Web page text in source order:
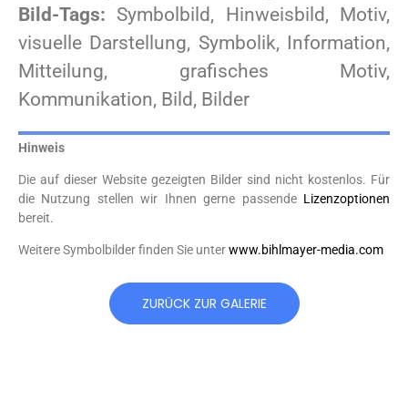
Bild-Tags: Symbolbild, Hinweisbild, Motiv,
visuelle Darstellung, Symbolik, Information,
Mitteilung, grafisches Motiv,
Kommunikation, Bild, Bilder
Hinweis
Die auf dieser Website gezeigten Bilder sind nicht kostenlos. Für
die Nutzung stellen wir Ihnen gerne passende Lizenzoptionen
bereit.
Weitere Symbolbilder finden Sie unterwww.bihlmayer-media.com
ZURÜCK ZUR GALERIE